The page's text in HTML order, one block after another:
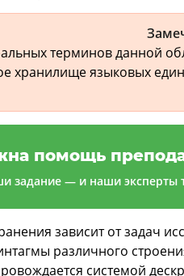
терминов данной
хранилище языковых
помощь
задание — и наши эксперты
зависит от задач
различного
системой